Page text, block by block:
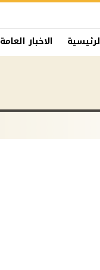
الاخبار العامة